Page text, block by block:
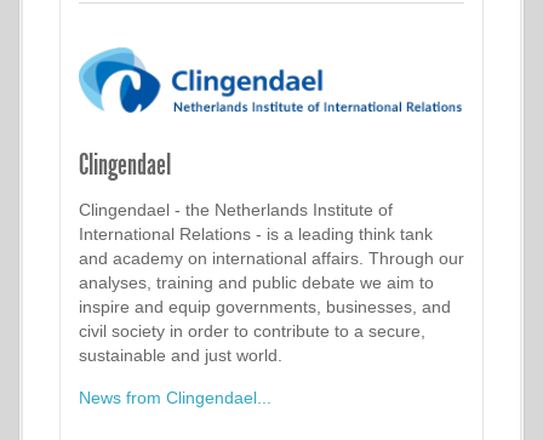
Clingendael
Clingendael - the Netherlands Institute of
International Relations - is a leading think tank
and academy on international affairs. Through our
analyses, training and public debate we aim to
inspire and equip governments, businesses, and
civil society in order to contribute to a secure,
sustainable and just world.
News from Clingendael...